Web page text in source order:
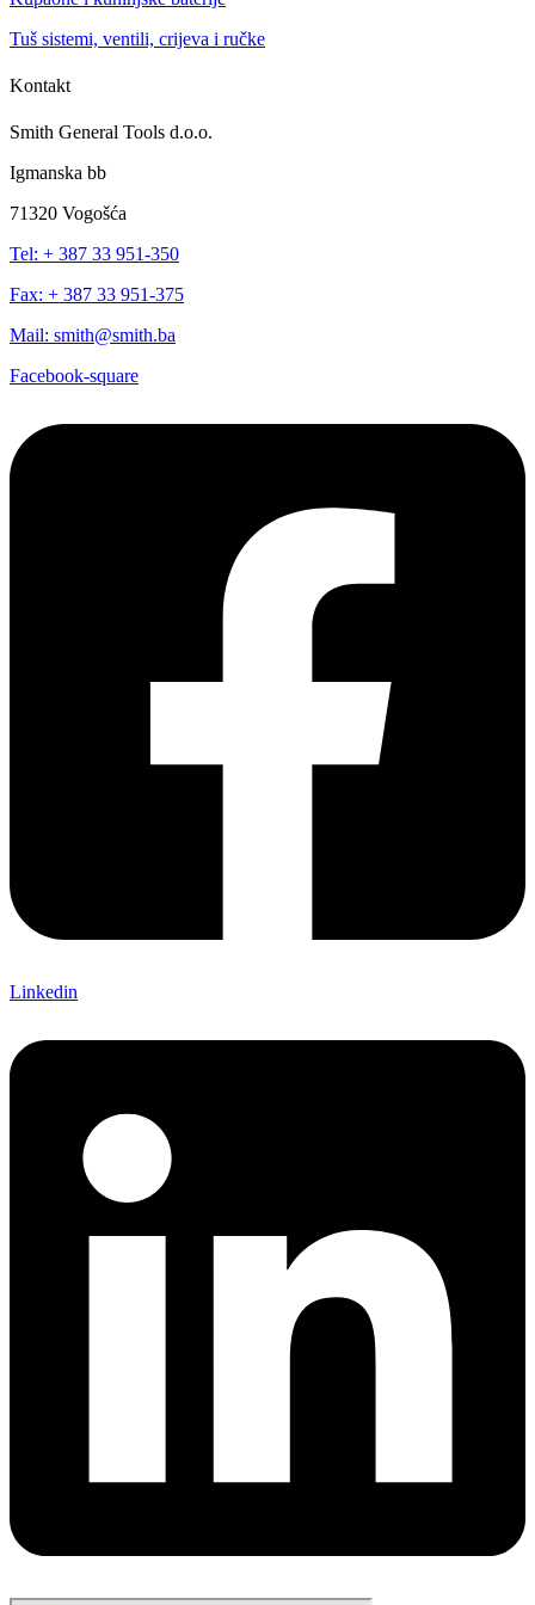
Tuš sistemi, ventili, crijeva i ručke
Kontakt
Smith General Tools d.o.o.
Igmanska bb
71320 Vogošća
Tel: + 387 33 951-350
Fax: + 387 33 951-375
Mail: smith@smith.ba
Facebook-square
Linkedin